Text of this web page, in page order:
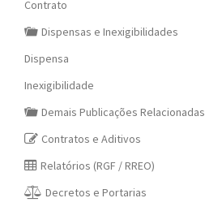
Contrato
Dispensas e Inexigibilidades
Dispensa
Inexigibilidade
Demais Publicações Relacionadas
Contratos e Aditivos
Relatórios (RGF / RREO)
Decretos e Portarias